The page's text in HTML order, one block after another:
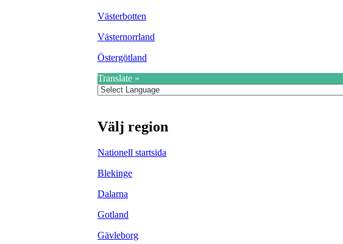
Västerbotten
Västernorrland
Östergötland
Translate »
Välj region
Nationell startsida
Blekinge
Dalarna
Gotland
Gävleborg